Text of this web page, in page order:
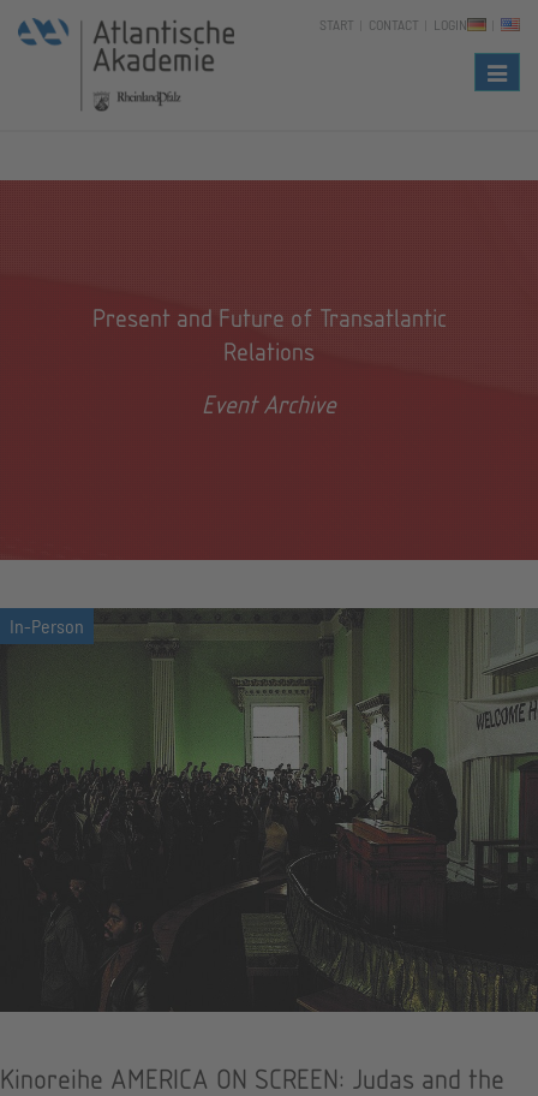
START CONTACT LOGIN
Present and Future of Transatlantic
Relations
Event Archive
Kinoreihe AMERICA ON SCREEN: Judas and the